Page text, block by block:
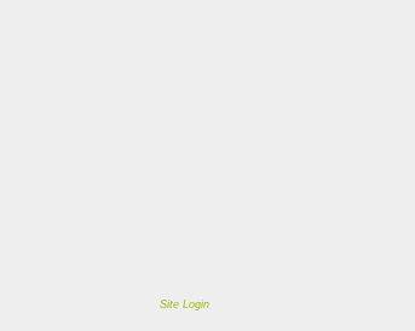
Site Login